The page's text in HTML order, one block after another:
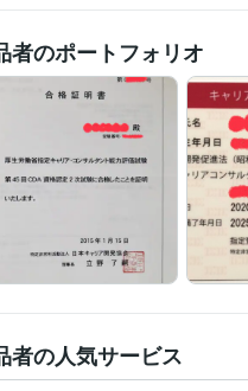
得意分野 悩み相談・カウン
任生活への悩み
資格
者のポートフォリオ
者の人気サービス